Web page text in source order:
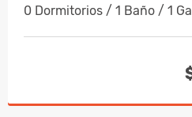
0 Dormitorios / 1 Baño / 1